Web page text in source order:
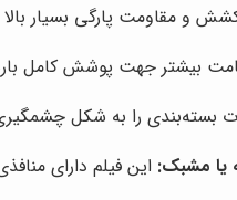
و مقاومت پارگی بسیار بالا
بیشتر جهت پوشش کامل
بسته‌بندی را به شکل
یا مشبک: این فیلم دارای